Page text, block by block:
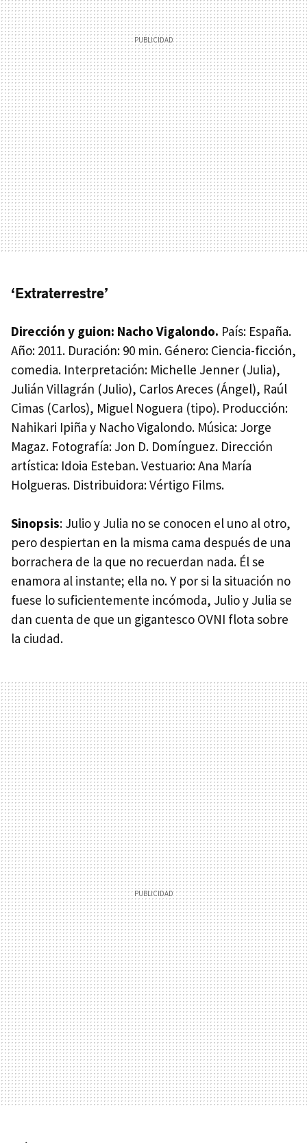
‘Extraterrestre’
Dirección y guion: Nacho Vigalondo. País: España.
Año: 2011. Duración: 90 min. Género: Ciencia-ficción,
comedia. Interpretación: Michelle Jenner (Julia),
Julián Villagrán (Julio), Carlos Areces (Ángel), Raúl
Cimas (Carlos), Miguel Noguera (tipo). Producción:
Nahikari Ipiña y Nacho Vigalondo. Música: Jorge
Magaz. Fotografía: Jon D. Domínguez. Dirección
artística: Idoia Esteban. Vestuario: Ana María
Holgueras. Distribuidora: Vértigo Films.
Sinopsis: Julio y Julia no se conocen el uno al otro,
pero despiertan en la misma cama después de una
borrachera de la que no recuerdan nada. Él se
enamora al instante; ella no. Y por si la situación no
fuese lo suficientemente incómoda, Julio y Julia se
dan cuenta de que un gigantesco OVNI flota sobre
la ciudad.